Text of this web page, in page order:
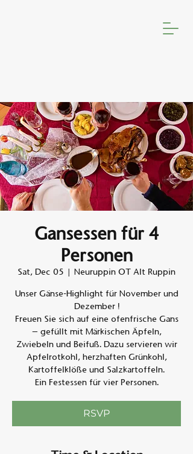
Gansessen für 4
Personen
Sat, Dec 05
  |
Neuruppin OT Alt Ruppin
Unser Gänse-Highlight für November und
Dezember !
Freuen Sie sich auf eine ofenfrische Gans
– gefüllt mit Märkischen Äpfeln,
Zwiebeln und Beifuß. Dazu servieren wir
Apfelrotkohl, herzhaften Grünkohl,
Kartoffelklöße und Salzkartoffeln.
Ein Festessen für vier Personen.
RSVP